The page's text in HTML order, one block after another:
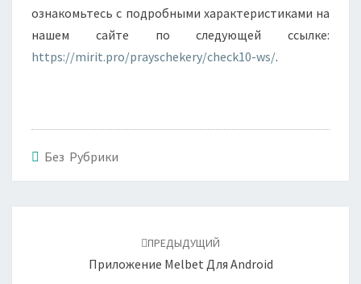
ознакомьтесь с подробными характеристиками на
нашем сайте по следующей ссылке:
https://mirit.pro/prayschekery/check10-ws/.
Без Рубрики
ПРЕДЫДУЩИЙ
Приложение Melbet Для Android